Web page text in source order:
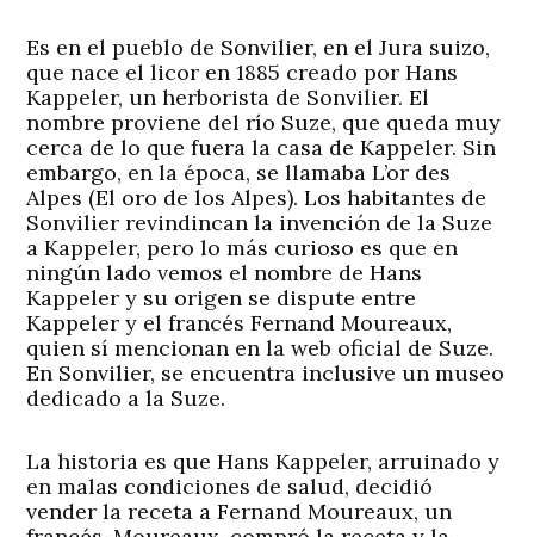
Es en el pueblo de Sonvilier, en el Jura suizo,
que nace el licor en 1885 creado por Hans
Kappeler, un herborista de Sonvilier. El
nombre proviene del río Suze, que queda muy
cerca de lo que fuera la casa de Kappeler. Sin
embargo, en la época, se llamaba L’or des
Alpes (El oro de los Alpes). Los habitantes de
Sonvilier revindincan la invención de la Suze
a Kappeler, pero lo más curioso es que en
ningún lado vemos el nombre de Hans
Kappeler y su origen se dispute entre
Kappeler y el francés Fernand Moureaux,
quien sí mencionan en la web oficial de Suze.
En Sonvilier, se encuentra inclusive un museo
dedicado a la Suze.
La historia es que Hans Kappeler, arruinado y
en malas condiciones de salud, decidió
vender la receta a Fernand Moureaux, un